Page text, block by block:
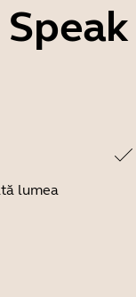
lumea